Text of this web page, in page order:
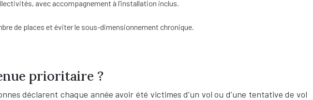
avec accompagnement à l’installation inclus.
de places et éviter le sous-dimensionnement chronique.
prioritaire ?
déclarent chaque année avoir été victimes d’un vol ou d’une tentative de vol